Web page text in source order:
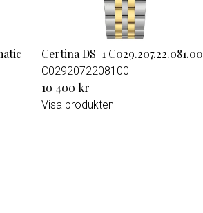
Certina DS-1 C029.207.22.081.00
C0292072208100
10 400 kr
Visa produkten